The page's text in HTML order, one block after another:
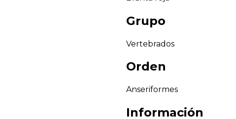
Grupo
Vertebrados
Orden
Anseriformes
Información